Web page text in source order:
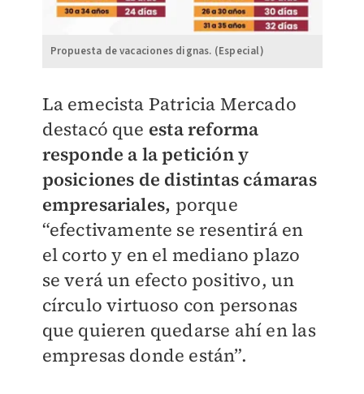
Propuesta de vacaciones dignas. (Especial)
La emecista Patricia Mercado
destacó que esta reforma
responde a la petición y
posiciones de distintas cámaras
empresariales, porque
“efectivamente se resentirá en
el corto y en el mediano plazo
se verá un efecto positivo, un
círculo virtuoso con personas
que quieren quedarse ahí en las
empresas donde están”.